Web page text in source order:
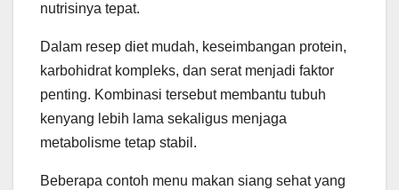
nutrisinya tepat.
Dalam resep diet mudah, keseimbangan protein,
karbohidrat kompleks, dan serat menjadi faktor
penting. Kombinasi tersebut membantu tubuh
kenyang lebih lama sekaligus menjaga
metabolisme tetap stabil.
Beberapa contoh menu makan siang sehat yang